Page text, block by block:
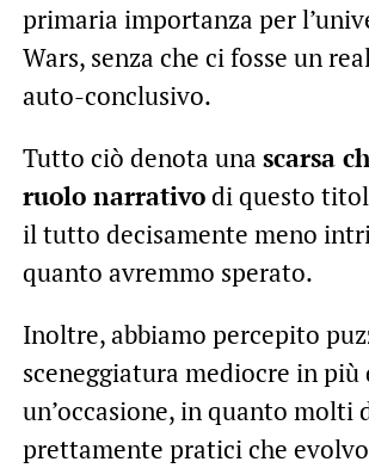
primaria importanza per
Wars, senza che ci fosse un
auto-conclusivo.
Tutto ciò denota una scarsa
ruolo narrativodi questo
il tutto decisamente meno
quanto avremmo sperato.
Inoltre, abbiamo percepito
sceneggiatura mediocre in più
un’occasione, in quanto molti
prettamente pratici che